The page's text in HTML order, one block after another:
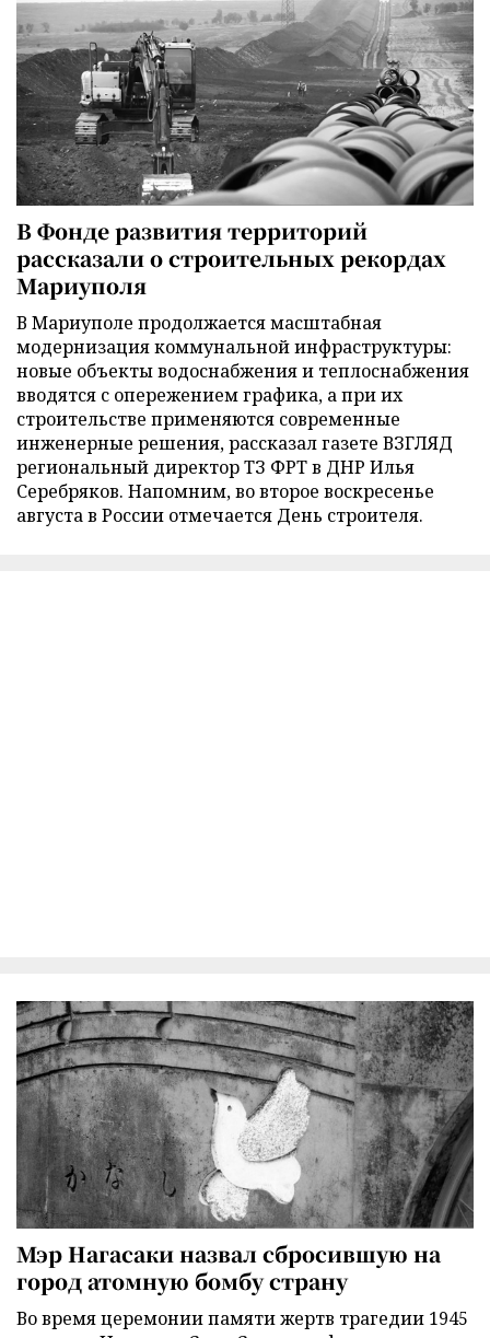
В Фонде развития территорий
рассказали о строительных рекордах
Мариуполя
В Мариуполе продолжается масштабная
модернизация коммунальной инфраструктуры:
новые объекты водоснабжения и теплоснабжения
вводятся с опережением графика, а при их
строительстве применяются современные
инженерные решения, рассказал газете ВЗГЛЯД
региональный директор ТЗ ФРТ в ДНР Илья
Серебряков. Напомним, во второе воскресенье
августа в России отмечается День строителя.
Мэр Нагасаки назвал сбросившую на
город атомную бомбу страну
Во время церемонии памяти жертв трагедии 1945